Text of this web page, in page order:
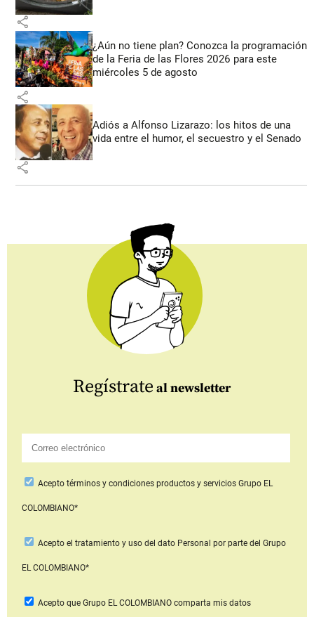
share
¿Aún no tiene plan? Conozca la programación
de la Feria de las Flores 2026 para este
miércoles 5 de agosto
share
Adiós a Alfonso Lizarazo: los hitos de una
vida entre el humor, el secuestro y el Senado
share
Regístrate al newsletter
Aceptotérminos y condiciones productos y serviciosGrupo EL
COLOMBIANO*
Acepto el tratamiento y uso del dato Personal por parte del Grupo
EL COLOMBIANO*
Acepto que Grupo EL COLOMBIANOcomparta mis datos